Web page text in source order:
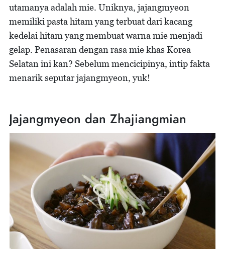
utamanya adalah mie. Uniknya, jajangmyeon
memiliki pasta hitam yang terbuat dari kacang
kedelai hitam yang membuat warna mie menjadi
gelap. Penasaran dengan rasa mie khas Korea
Selatan ini kan? Sebelum mencicipinya, intip fakta
menarik seputar jajangmyeon, yuk!
Jajangmyeon dan Zhajiangmian